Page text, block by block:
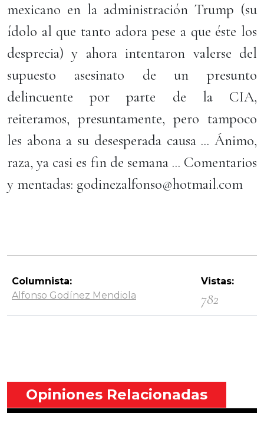
mexicano en la administración Trump (su
ídolo al que tanto adora pese a que éste los
desprecia) y ahora intentaron valerse del
supuesto asesinato de un presunto
delincuente por parte de la CIA,
reiteramos, presuntamente, pero tampoco
les abona a su desesperada causa ... Ánimo,
raza, ya casi es fin de semana ... Comentarios
y mentadas: godinezalfonso@hotmail.com
Columnista:
Alfonso Godínez Mendiola
Vistas:
782
Opiniones Relacionadas